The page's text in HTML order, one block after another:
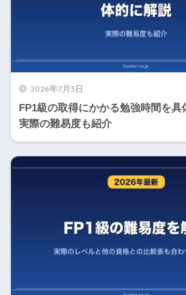
2026年7月3日
FP1級の取得にかかる勉強時間を具
実際の難易度も紹介